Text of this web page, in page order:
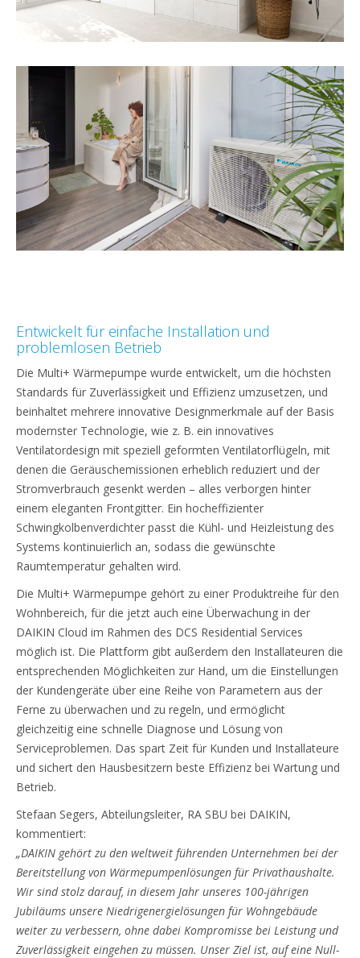
Entwickelt für einfache Installation und
problemlosen Betrieb
Die Multi+ Wärmepumpe wurde entwickelt, um die höchsten
Standards für Zuverlässigkeit und Effizienz umzusetzen, und
beinhaltet mehrere innovative Designmerkmale auf der Basis
modernster Technologie, wie z. B. ein innovatives
Ventilatordesign mit speziell geformten Ventilatorflügeln, mit
denen die Geräuschemissionen erheblich reduziert und der
Stromverbrauch gesenkt werden – alles verborgen hinter
einem eleganten Frontgitter. Ein hocheffizienter
Schwingkolbenverdichter passt die Kühl- und Heizleistung des
Systems kontinuierlich an, sodass die gewünschte
Raumtemperatur gehalten wird.
Die Multi+ Wärmepumpe gehört zu einer Produktreihe für den
Wohnbereich, für die jetzt auch eine Überwachung in der
DAIKIN Cloud im Rahmen des DCS Residential Services
möglich ist. Die Plattform gibt außerdem den Installateuren die
entsprechenden Möglichkeiten zur Hand, um die Einstellungen
der Kundengeräte über eine Reihe von Parametern aus der
Ferne zu überwachen und zu regeln, und ermöglicht
gleichzeitig eine schnelle Diagnose und Lösung von
Serviceproblemen. Das spart Zeit für Kunden und Installateure
und sichert den Hausbesitzern beste Effizienz bei Wartung und
Betrieb.
Stefaan Segers, Abteilungsleiter, RA SBU bei DAIKIN,
kommentiert:
„DAIKIN gehört zu den weltweit führenden Unternehmen bei der
Bereitstellung von Wärmepumpenlösungen für Privathaushalte.
Wir sind stolz darauf, in diesem Jahr unseres 100-jährigen
Jubiläums unsere Niedrigenergielösungen für Wohngebäude
weiter zu verbessern, ohne dabei Kompromisse bei Leistung und
Zuverlässigkeit eingehen zu müssen. Unser Ziel ist, auf eine Null-